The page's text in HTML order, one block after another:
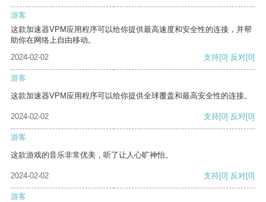
游客
这款加速器VPM应用程序可以给你提供最高速度和安全性的连接，并帮
助你在网络上自由移动。
2024-02-02
支持[0] 反对[0]
游客
这款加速器VPM应用程序可以给你提供全球覆盖和最高安全性的连接。
2024-02-02 支持[0] 反对[0]
游客
这款游戏的音乐非常优美，听了让人心旷神怡。
2024-02-02 支持[0] 反对[0]
游客